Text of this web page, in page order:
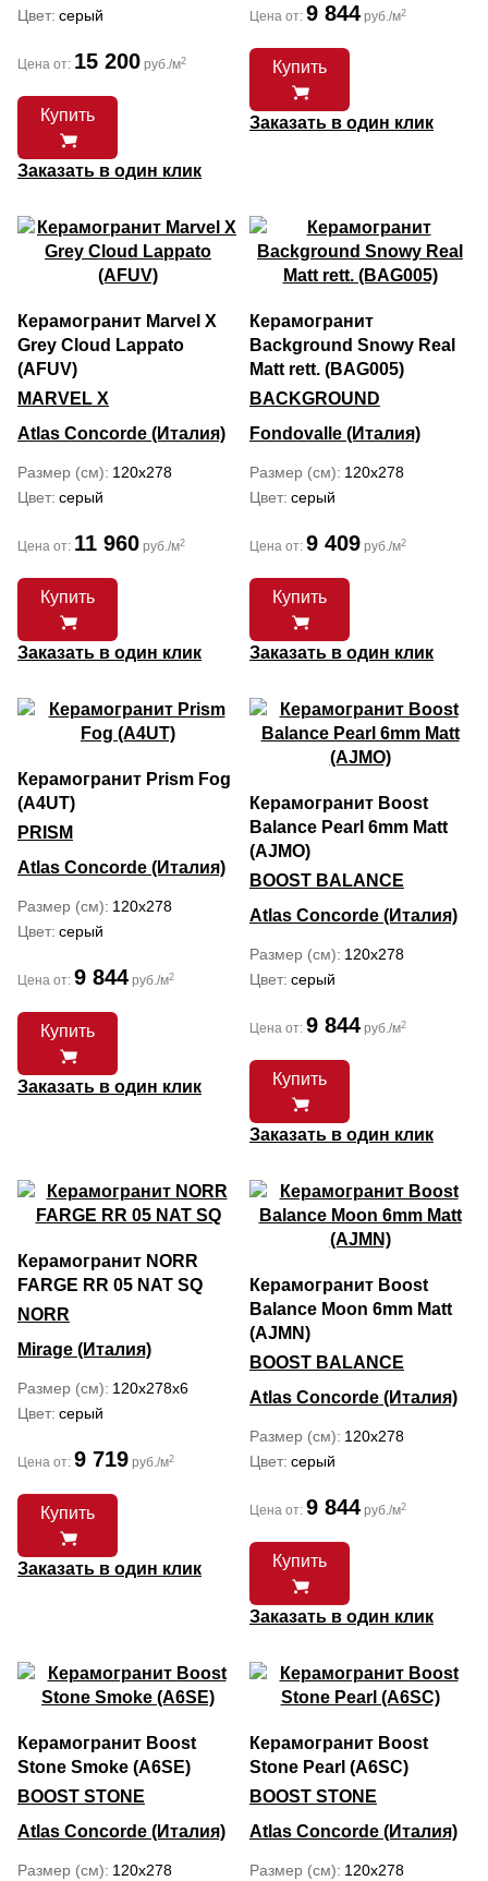
Цвет серый
Цена от: 15 200 руб./м2
Купить
Заказать в один клик
Цена от: 9 844 руб./м2
Купить
Заказать в один клик
Керамогранит Marvel X
Grey Cloud Lappato
(AFUV)
MARVEL X
Atlas Concorde (Италия)
Размер (см) 120x278
Цвет серый
Цена от: 11 960 руб./м2
Купить
Заказать в один клик
Керамогранит
Background Snowy Real
Matt rett. (BAG005)
BACKGROUND
Fondovalle (Италия)
Размер (см) 120x278
Цвет серый
Цена от: 9 409 руб./м2
Купить
Заказать в один клик
Керамогранит Prism Fog
(A4UT)
PRISM
Atlas Concorde (Италия)
Размер (см) 120x278
Цвет серый
Цена от: 9 844 руб./м2
Купить
Заказать в один клик
Керамогранит Boost
Balance Pearl 6mm Matt
(AJMO)
BOOST BALANCE
Atlas Concorde (Италия)
Размер (см) 120x278
Цвет серый
Цена от: 9 844 руб./м2
Купить
Заказать в один клик
Керамогранит NORR
FARGE RR 05 NAT SQ
NORR
Mirage (Италия)
Размер (см) 120x278x6
Цвет серый
Цена от: 9 719 руб./м2
Купить
Заказать в один клик
Керамогранит Boost
Balance Moon 6mm Matt
(AJMN)
BOOST BALANCE
Atlas Concorde (Италия)
Размер (см) 120x278
Цвет серый
Цена от: 9 844 руб./м2
Купить
Заказать в один клик
Керамогранит Boost
Stone Smoke (A6SE)
BOOST STONE
Atlas Concorde (Италия)
Размер (см) 120x278
Керамогранит Boost
Stone Pearl (A6SC)
BOOST STONE
Atlas Concorde (Италия)
Размер (см) 120x278